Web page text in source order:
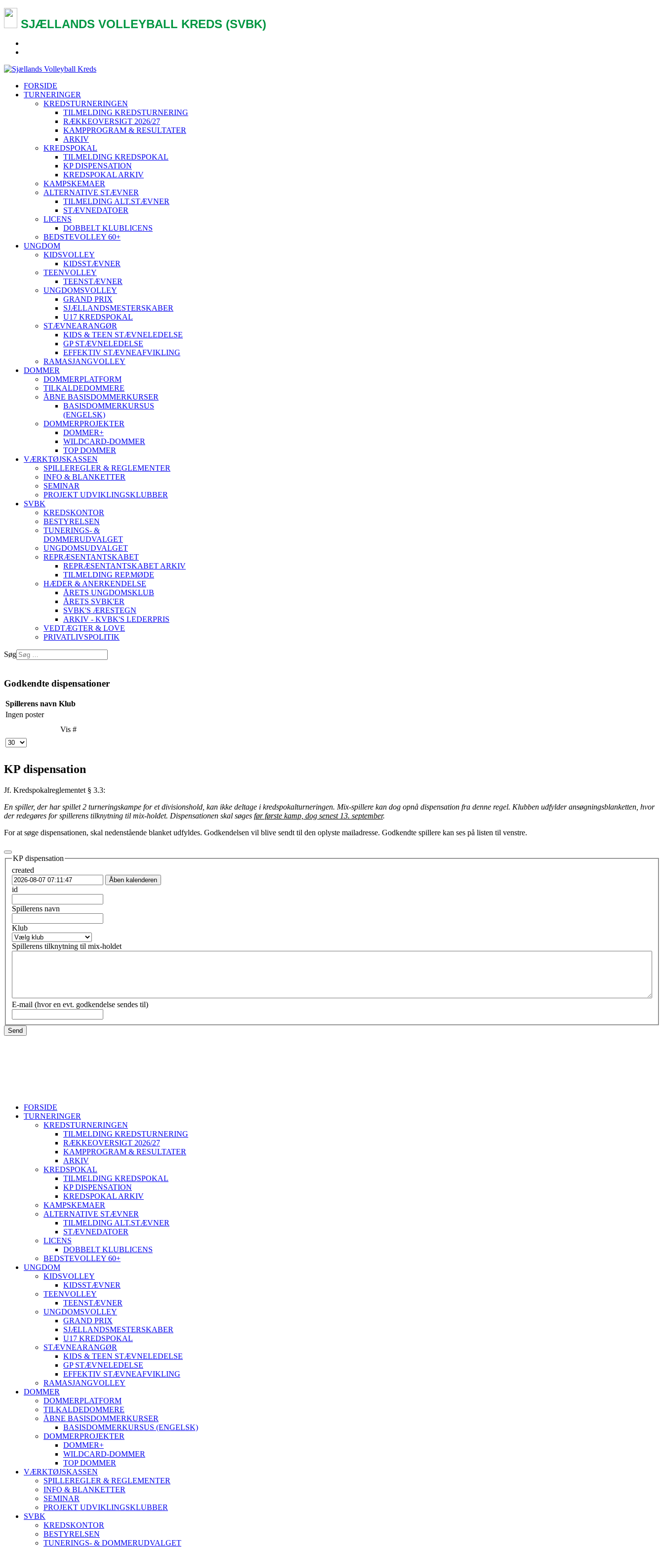
SJÆLLANDS VOLLEYBALL KREDS (SVBK)
FORSIDE
TURNERINGER
KREDSTURNERINGEN
TILMELDING KREDSTURNERING
RÆKKEOVERSIGT 2026/27
KAMPPROGRAM & RESULTATER
ARKIV
KREDSPOKAL
TILMELDING KREDSPOKAL
KP DISPENSATION
KREDSPOKAL ARKIV
KAMPSKEMAER
ALTERNATIVE STÆVNER
TILMELDING ALT.STÆVNER
STÆVNEDATOER
LICENS
DOBBELT KLUBLICENS
BEDSTEVOLLEY 60+
UNGDOM
KIDSVOLLEY
KIDSSTÆVNER
TEENVOLLEY
TEENSTÆVNER
UNGDOMSVOLLEY
GRAND PRIX
SJÆLLANDSMESTERSKABER
U17 KREDSPOKAL
STÆVNEARANGØR
KIDS & TEEN STÆVNELEDELSE
GP STÆVNELEDELSE
EFFEKTIV STÆVNEAFVIKLING
RAMASJANGVOLLEY
DOMMER
DOMMERPLATFORM
TILKALDEDOMMERE
ÅBNE BASISDOMMERKURSER
BASISDOMMERKURSUS
(ENGELSK)
DOMMERPROJEKTER
DOMMER+
WILDCARD-DOMMER
TOP DOMMER
VÆRKTØJSKASSEN
SPILLEREGLER & REGLEMENTER
INFO & BLANKETTER
SEMINAR
PROJEKT UDVIKLINGSKLUBBER
SVBK
KREDSKONTOR
BESTYRELSEN
TUNERINGS- &
DOMMERUDVALGET
UNGDOMSUDVALGET
REPRÆSENTANTSKABET
REPRÆSENTANTSKABET ARKIV
TILMELDING REP.MØDE
HÆDER & ANERKENDELSE
ÅRETS UNGDOMSKLUB
ÅRETS SVBK'ER
SVBK'S ÆRESTEGN
ARKIV - KVBK'S LEDERPRIS
VEDTÆGTER & LOVE
PRIVATLIVSPOLITIK
Søg
Godkendte dispensationer
Spillerens navn Klub
Vis #
Ingen poster
KP dispensation
Jf. Kredspokalreglementet § 3.3:
En spiller, der har spillet 2 turneringskampe for et divisionshold, kan ikke deltage i kredspokalturneringen. Mix-spillere kan dog opnå dispensation fra denne regel. Klubben udfylder ansøgningsblanketten, hvor
der redegøres for spillerens tilknytning til mix-holdet. Dispensationen skal søges før første kamp, dog senest 13. september.
For at søge dispensationen, skal nedenstående blanket udfyldes. Godkendelsen vil blive sendt til den oplyste mailadresse. Godkendte spillere kan ses på listen til venstre.
KP dispensation
created
Åben kalenderen
id
Spillerens navn
Klub
Spillerens tilknytning til mix-holdet
E-mail (hvor en evt. godkendelse sendes til)
Send
FORSIDE
TURNERINGER
KREDSTURNERINGEN
TILMELDING KREDSTURNERING
RÆKKEOVERSIGT 2026/27
KAMPPROGRAM & RESULTATER
ARKIV
KREDSPOKAL
TILMELDING KREDSPOKAL
KP DISPENSATION
KREDSPOKAL ARKIV
KAMPSKEMAER
ALTERNATIVE STÆVNER
TILMELDING ALT.STÆVNER
STÆVNEDATOER
LICENS
DOBBELT KLUBLICENS
BEDSTEVOLLEY 60+
UNGDOM
KIDSVOLLEY
KIDSSTÆVNER
TEENVOLLEY
TEENSTÆVNER
UNGDOMSVOLLEY
GRAND PRIX
SJÆLLANDSMESTERSKABER
U17 KREDSPOKAL
STÆVNEARANGØR
KIDS & TEEN STÆVNELEDELSE
GP STÆVNELEDELSE
EFFEKTIV STÆVNEAFVIKLING
RAMASJANGVOLLEY
DOMMER
DOMMERPLATFORM
TILKALDEDOMMERE
ÅBNE BASISDOMMERKURSER
BASISDOMMERKURSUS (ENGELSK)
DOMMERPROJEKTER
DOMMER+
WILDCARD-DOMMER
TOP DOMMER
VÆRKTØJSKASSEN
SPILLEREGLER & REGLEMENTER
INFO & BLANKETTER
SEMINAR
PROJEKT UDVIKLINGSKLUBBER
SVBK
KREDSKONTOR
BESTYRELSEN
TUNERINGS- & DOMMERUDVALGET